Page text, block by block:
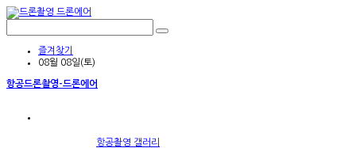
즐겨찾기
08월 08일(토)
항공드론촬영-드론에어
항공촬영 갤러리